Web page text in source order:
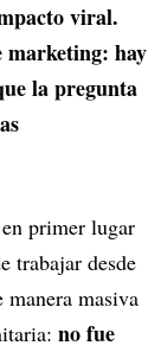
viral.
marketing: hay
la pregunta
primer lugar
trabajar desde
masiva
no fue